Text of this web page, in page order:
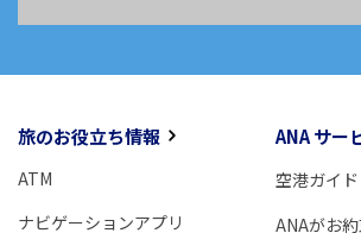
旅のお役立ち情報
ATM
ナビゲーションアプリ
ANA サー
空港ガイド
ANAがお